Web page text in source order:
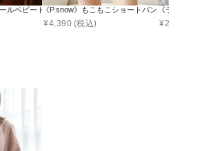
ルベビードール＆サイドリボンTバックショーツ＆レー
《P.snow》もこもこショートパンツ ルームウ
¥4,390 (税込)
《ラクシア
¥2,390